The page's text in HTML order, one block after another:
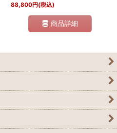
88,800円(税込)
商品詳細